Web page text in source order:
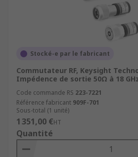
Stocké-e par le fabricant
Commutateur RF, Keysight
Impédence de sortie 50Ω à 18 GHz
Code commande RS 223-7221
Référence fabricant 909F-701
Sous-total (1 unité)
1 351,00 €HT
Quantité